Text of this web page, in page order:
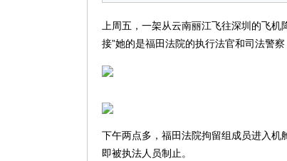
上周五，一架从云南丽江飞往深圳的飞
接”她的是福田法院的执行法官和司法警
下午两点多，福田法院拘留组成员进入
即被执法人员制止。